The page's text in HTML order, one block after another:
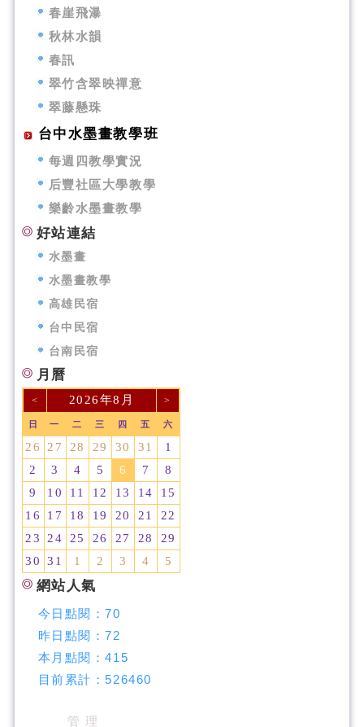
春崖飛瀑
秋林水韻
春訊
翠竹含翠映禪意
翠藤懸珠
台中水墨畫教學班
每週四教學實況
后豐社區大學教學
樂齡水墨畫教學
好站連結
水墨畫
水墨畫教學
高雄民宿
台中民宿
台南民宿
月曆
< 2026年8月 >
日 一 二 三 四 五 六
26 27 28 29 30 31
1
2
3 4 5 6 7
8
9
10 11 12 13 14
15
16
17 18 19 20 21
22
23
24 25 26 27 28
29
30
31 1 2 3 4 5
網站人氣
今日點閱：70
昨日點閱：72
本月點閱：415
目前累計：526460
管 理